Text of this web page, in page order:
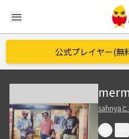
menu
公式プレイヤー(無
sahnya